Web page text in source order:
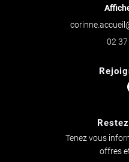
02
Tenez vous
offres